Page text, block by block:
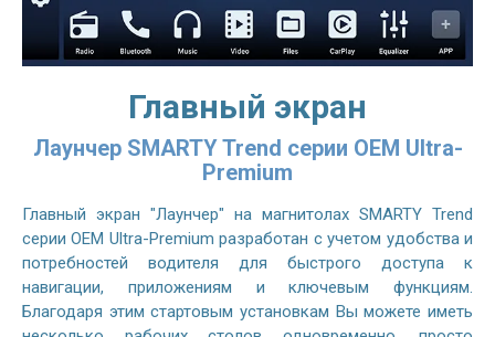
Главный экран
Лаунчер SMARTY Trend серии OEM Ultra-
Premium
Главный экран "Лаунчер" на магнитолах SMARTY Trend
серии OEM Ultra-Premium разработан с учетом удобства и
потребностей водителя для быстрого доступа к
навигации, приложениям и ключевым функциям.
Благодаря этим стартовым установкам Вы можете иметь